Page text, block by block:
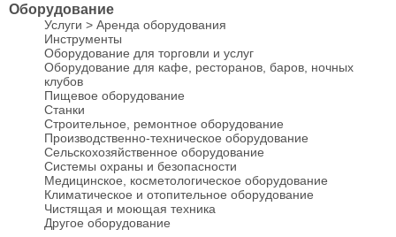
Оборудование
Услуги > Аренда оборудования
Инструменты
Оборудование для торговли и услуг
Оборудование для кафе, ресторанов, баров, ночных
клубов
Пищевое оборудование
Станки
Строительное, ремонтное оборудование
Производственно-техническое оборудование
Сельскохозяйственное оборудование
Системы охраны и безопасности
Медицинское, косметологическое оборудование
Климатическое и отопительное оборудование
Чистящая и моющая техника
Другое оборудование